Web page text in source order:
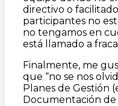
directivo o
participantes no
no tengamos en
está llamado a
Finalmente, me
que “no se nos
Planes de Gestión
Documentación